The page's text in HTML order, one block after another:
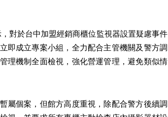
對於台中加盟經銷商櫃位監視器設置疑慮事件
即成立專案小組，全力配合主管機關及警方調
理機制全面檢視，強化營運管理，避免類似情
屬個案，但館方高度重視，除配合警方後續調